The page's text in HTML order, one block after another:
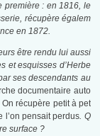
première : en 1816, le
récupère égalem
en 1872.
être rendu lui aussi
et esquisses d’Herbe
ses descendants au
documentaire auto
récupère petit à pet
l’on pensait perdus. Q
surface ?